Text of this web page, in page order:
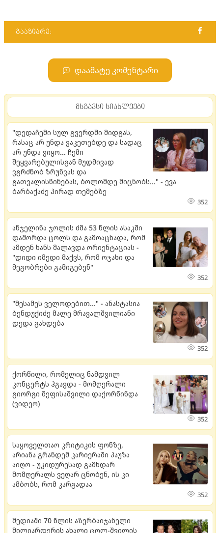
გააზიარე:
დაამატე კომენტარი
მსგავსი სიახლეები
"დედაჩემი სულ გვერდში მიდგას,
რასაც არ უნდა ვაკეთებდე და სადაც
არ უნდა ვიყო... ჩემი
შეყვარებულისგან მუდმივად
ვგრძნობ ზრუნვას და
გათვალისწინებას, ბოლომდე მიცნობს..." - ევა
ბარბაქაძე პირად თემებზე
352
ანჯელინა ჯოლის ძმა 53 წლის ასაკში
დაშორდა ცოლს და გამოაცხადა, რომ
ამდენ ხანს მალავდა ორიენტაციას -
"დიდი იმედი მაქვს, რომ ოჯახი და
მეგობრები გამიგებენ"
352
"მესამეს ველოდებით..." - ანასტასია
ბენდუქიძე მალე მრავალშვილიანი
დედა გახდება
352
ქორწილი, რომელიც ნამდვილ
კონცერტს ჰგავდა - მომღერალი
გიორგი მეფისაშვილი დაქორწინდა
(ვიდეო)
352
საყოველთაო კრიტიკის ფონზე,
არიანა გრანდემ კარიერაში პაუზა
აიღო - უკიდურესად გამხდარ
მომღერალს ვეღარ ცნობენ, ის კი
ამბობს, რომ კარგადაა
352
მედიაში 70 წლის აზერბაიჯანელი
მილიარდერის ახალი ცოლ-შვილის